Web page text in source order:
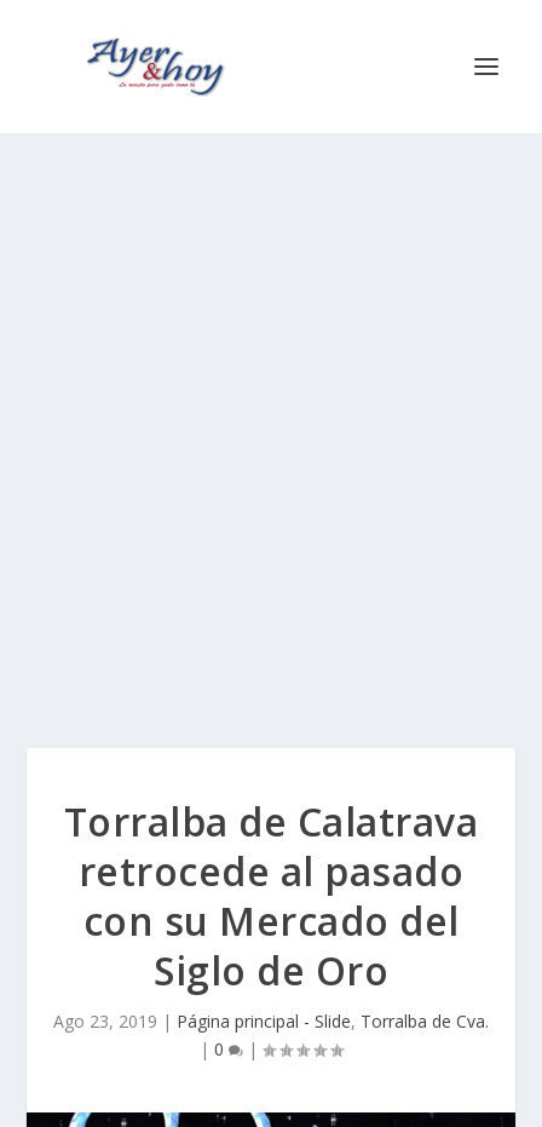
Torralba de Calatrava
retrocede al pasado
con su Mercado del
Siglo de Oro
Ago 23, 2019 | Página principal - Slide, Torralba de Cva.
| 0 |